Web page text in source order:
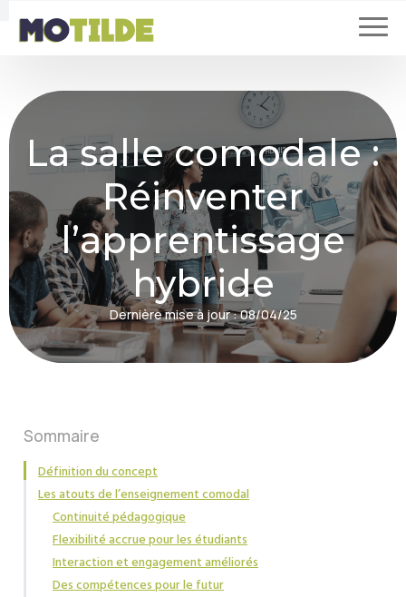
La salle comodale :
Réinventer
l’apprentissage
hybride
Dernière mise à jour :08/04/25
Sommaire
Définition du concept
Les atouts de l’enseignement comodal
Continuité pédagogique
Flexibilité accrue pour les étudiants
Interaction et engagement améliorés
Des compétences pour le futur